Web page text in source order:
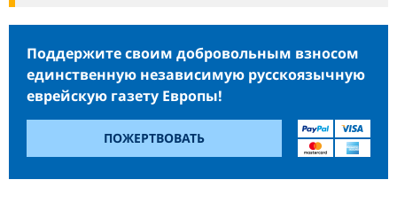
Поддержите своим добровольным взносом
единственную независимую русскоязычную
еврейскую газету Европы!
ПОЖЕРТВОВАТЬ